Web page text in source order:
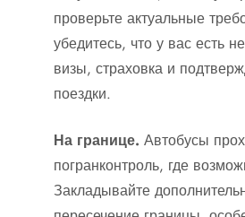
проверьте актуальные
убедитесь, что у вас есть
визы, страховка и
поездки.
На границе. Автобусы
погранконтроль, где
Закладывайте